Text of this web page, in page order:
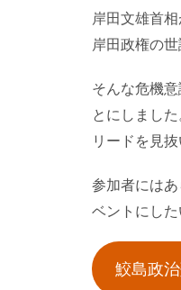
岸田文雄首
岸田政権の
そんな危機
とにしまし
リードを見
参加者には
ベントにした
鮫島政